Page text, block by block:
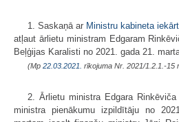
1. Saskaņā ar Ministru kabineta
atļaut ārlietu ministram Edgaram
Beļģijas Karalisti no 2021. gada 21.
(Mp 22.03.2021. rīkojuma Nr. 2021/1.2.1.-15
2. Ārlietu ministra Edgara
ministra pienākumu izpildītāju no